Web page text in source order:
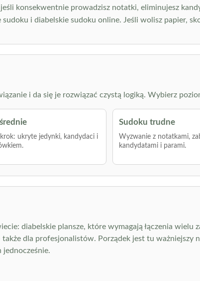
konsekwentnie prowadzisz notatki, eliminujesz
i diabelskie sudoku online. Jeśli wolisz papier,
i da się je rozwiązać czystą logiką. Wybierz
ukryte jedynki, kandydaci i
Sudoku trudne
Wyzwanie z notatkami,
kandydatami i parami.
diabelskie plansze, które wymagają łączenia wielu
dla profesjonalistów. Porządek jest tu ważniejszy